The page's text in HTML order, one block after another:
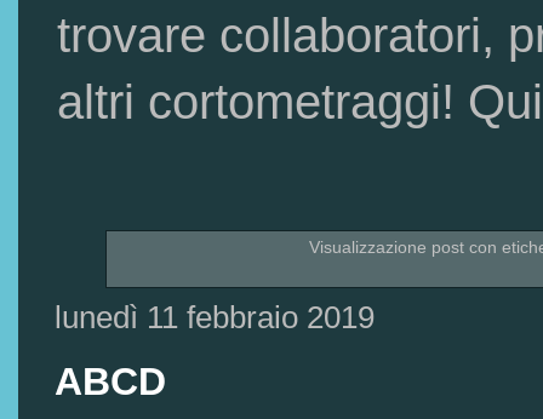
trovare collaboratori,
altri cortometraggi!
Visualizzazione post con
lunedì 11 febbraio 2019
ABCD